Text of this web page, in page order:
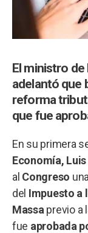
El ministro de
adelantó que
reforma
que fue
En su primera
Economía,
al Congreso
del Impuesto a
Massa previo a
fue aprobada